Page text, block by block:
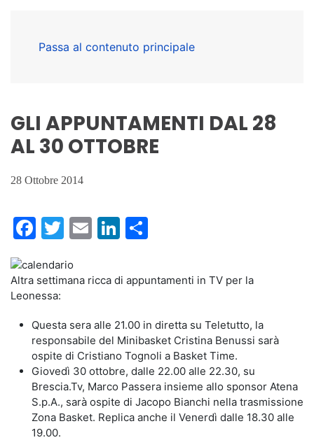
Passa al contenuto principale
GLI APPUNTAMENTI DAL 28
AL 30 OTTOBRE
28 Ottobre 2014
Facebook
Twitter
EmailLinkedIn
Altra settimana ricca di appuntamenti in TV per la
Leonessa:
Questa sera alle 21.00 in diretta su Teletutto, la
responsabile del Minibasket Cristina Benussi sarà
ospite di Cristiano Tognoli a Basket Time.
Giovedì 30 ottobre, dalle 22.00 alle 22.30, su
Brescia.Tv, Marco Passera insieme allo sponsor Atena
S.p.A., sarà ospite di Jacopo Bianchi nella trasmissione
Zona Basket. Replica anche il Venerdì dalle 18.30 alle
19.00.